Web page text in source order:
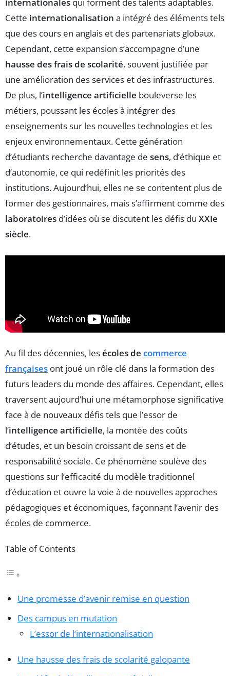
internationales qui forment des talents adaptables.
Cette internationalisation a intégré des éléments tels
que des cours en anglais et des partenariats globaux.
Cependant, cette expansion s’accompagne d’une
hausse des frais de scolarité, souvent justifiée par
une amélioration des services et des infrastructures.
De plus, l’intelligence artificielle bouleverse les
métiers, poussant les écoles à intégrer des
enseignements sur les nouvelles technologies et les
enjeux environnementaux. Cette génération
d’étudiants recherche davantage de sens, d’éthique et
d’autonomie, ce qui redéfinit les priorités des
institutions. Aujourd’hui, elles ne se contentent plus de
former des gestionnaires, mais s’affirment comme des
laboratoires d’idées où se discutent les défis du XXIe
siècle.
Au fil des décennies, lesécoles de commerce
françaises ont joué un rôle clé dans la formation des
futurs leaders du monde des affaires. Cependant, elles
traversent aujourd’hui une métamorphose significative
face à de nouveaux défis tels que l’essor de
l’intelligence artificielle, la montée des coûts
d’études, et un besoin croissant de sens et de
responsabilité sociale. Ce phénomène soulève des
questions sur l’efficacité du modèle traditionnel
d’éducation et ouvre la voie à de nouvelles approches
pédagogiques et économiques, façonnant l’avenir des
écoles de commerce.
Table of Contents
Une promesse d’avenir remise en question
Des campus en mutation
L’essor de l’internationalisation
Une hausse des frais de scolarité galopante